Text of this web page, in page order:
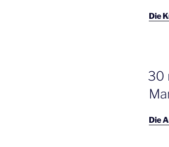
Die
OP
30
Die